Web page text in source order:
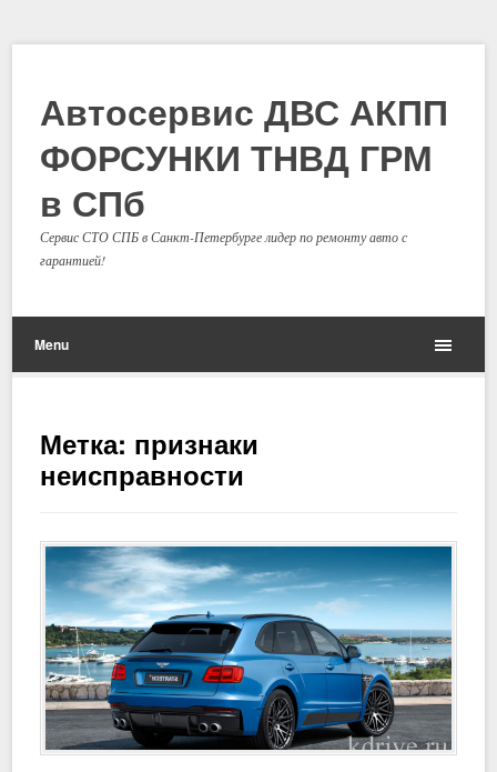
Автосервис ДВС АКПП
ФОРСУНКИ ТНВД ГРМ
в СПб
Сервис СТО СПБ в Санкт-Петербурге лидер по ремонту авто с
гарантией!
Menu
Метка: признаки
неисправности